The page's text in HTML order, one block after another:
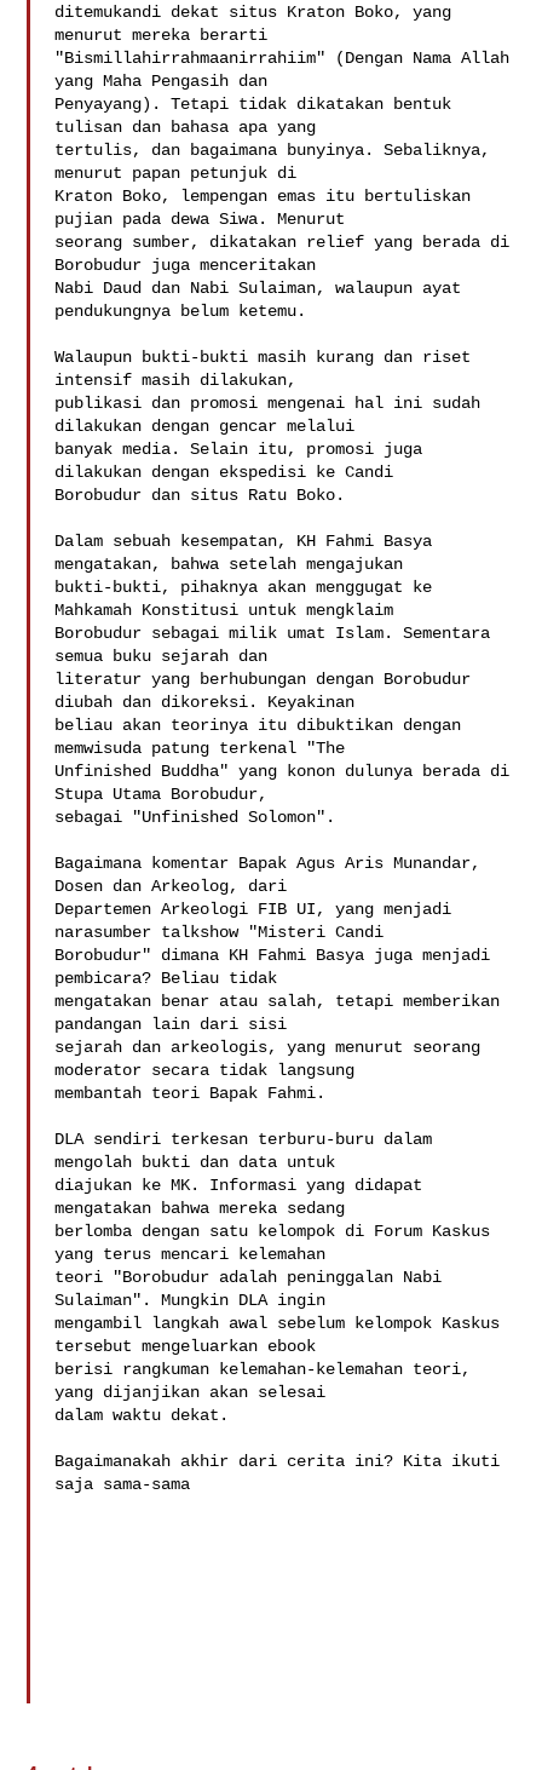
ditemukandi dekat situs Kraton Boko, yang
menurut mereka berarti
"Bismillahirrahmaanirrahiim" (Dengan Nama Allah
yang Maha Pengasih dan
Penyayang). Tetapi tidak dikatakan bentuk
tulisan dan bahasa apa yang
tertulis, dan bagaimana bunyinya. Sebaliknya,
menurut papan petunjuk di
Kraton Boko, lempengan emas itu bertuliskan
pujian pada dewa Siwa. Menurut
seorang sumber, dikatakan relief yang berada di
Borobudur juga menceritakan
Nabi Daud dan Nabi Sulaiman, walaupun ayat
pendukungnya belum ketemu.
Walaupun bukti-bukti masih kurang dan riset
intensif masih dilakukan,
publikasi dan promosi mengenai hal ini sudah
dilakukan dengan gencar melalui
banyak media. Selain itu, promosi juga
dilakukan dengan ekspedisi ke Candi
Borobudur dan situs Ratu Boko.
Dalam sebuah kesempatan, KH Fahmi Basya
mengatakan, bahwa setelah mengajukan
bukti-bukti, pihaknya akan menggugat ke
Mahkamah Konstitusi untuk mengklaim
Borobudur sebagai milik umat Islam. Sementara
semua buku sejarah dan
literatur yang berhubungan dengan Borobudur
diubah dan dikoreksi. Keyakinan
beliau akan teorinya itu dibuktikan dengan
memwisuda patung terkenal "The
Unfinished Buddha" yang konon dulunya berada di
Stupa Utama Borobudur,
sebagai "Unfinished Solomon".
Bagaimana komentar Bapak Agus Aris Munandar,
Dosen dan Arkeolog, dari
Departemen Arkeologi FIB UI, yang menjadi
narasumber talkshow "Misteri Candi
Borobudur" dimana KH Fahmi Basya juga menjadi
pembicara? Beliau tidak
mengatakan benar atau salah, tetapi memberikan
pandangan lain dari sisi
sejarah dan arkeologis, yang menurut seorang
moderator secara tidak langsung
membantah teori Bapak Fahmi.
DLA sendiri terkesan terburu-buru dalam
mengolah bukti dan data untuk
diajukan ke MK. Informasi yang didapat
mengatakan bahwa mereka sedang
berlomba dengan satu kelompok di Forum Kaskus
yang terus mencari kelemahan
teori "Borobudur adalah peninggalan Nabi
Sulaiman". Mungkin DLA ingin
mengambil langkah awal sebelum kelompok Kaskus
tersebut mengeluarkan ebook
berisi rangkuman kelemahan-kelemahan teori,
yang dijanjikan akan selesai
dalam waktu dekat.
Bagaimanakah akhir dari cerita ini? Kita ikuti
saja sama-sama